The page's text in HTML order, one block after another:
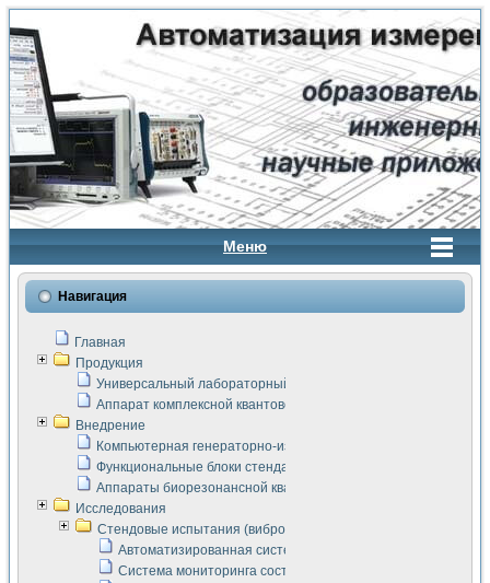
Меню
Навигация
Главная
Продукция
Универсальный лабораторный стенд "Сигнал-USB"
Аппарат комплексной квантовой терапии Интроскан
Внедрение
Компьютерная генераторно-измерительная система
Функциональные блоки стенда "Сигнал-USB"
Аппараты биорезонансной квантовой терапии серии СКАН
Исследования
Стендовые испытания (виброакустика, тензометрия и т.п.)
Автоматизированная система измерения параметров
Система мониторинга состояния тяговых